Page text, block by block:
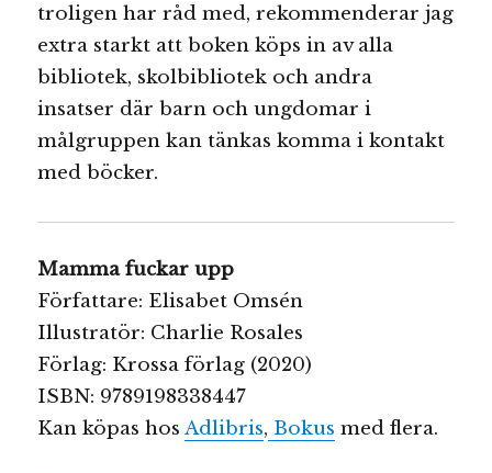
troligen har råd med, rekommenderar jag
extra starkt att boken köps in av alla
bibliotek, skolbibliotek och andra
insatser där barn och ungdomar i
målgruppen kan tänkas komma i kontakt
med böcker.
Mamma fuckar upp
Författare: Elisabet Omsén
Illustratör: Charlie Rosales
Förlag: Krossa förlag (2020)
ISBN: 9789198338447
Kan köpas hosAdlibris, Bokus med flera.